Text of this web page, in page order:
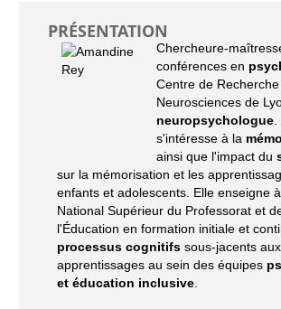
PRÉSENTATION
Chercheure-
conférences en
Centre de Recherche
Neurosciences de
neuropsychologue.
s'intéresse à la
ainsi que l'impact du
sur la mémorisation et les
enfants et adolescents. Elle enseigne
National Supérieur du Professorat et
l'Éducation en formation initiale et
processus cognitifs sous-jacents aux
apprentissages au sein des équipes
et éducation inclusive.